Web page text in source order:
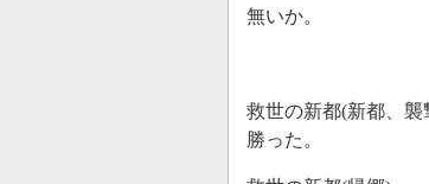
無いか。
救世の新都(新都、襲
勝った。